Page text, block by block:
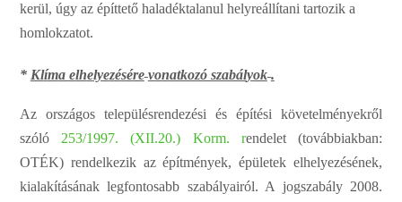
kerül, úgy az építtető haladéktalanul helyreállítani tartozik a
homlokzatot.
* Klíma elhelyezésére vonatkozó szabályok .
Az országos településrendezési és építési követelményekről
szóló 253/1997. (XII.20.) Korm. rendelet (továbbiakban:
OTÉK) rendelkezik azépítmények,épületekelhelyezésének,
kialakításánaklegfontosabb szabályairól. A jogszabály 2008.